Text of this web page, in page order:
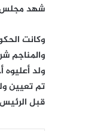
شهد مجلس الوزراء المنعقد
وكانت
والمناجم
ولد
تم تعيين
قبل